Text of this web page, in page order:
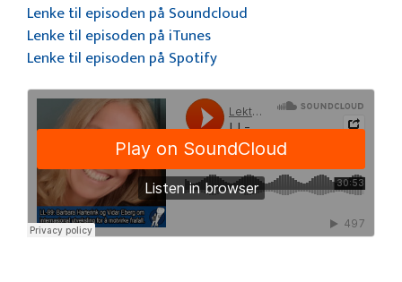
Lenke til episoden på Soundcloud
Lenke til episoden på iTunes
Lenke til episoden på Spotify